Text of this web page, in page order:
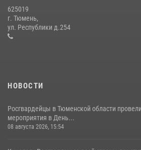
Сотрудники тюменского СОБР "Сова"
десантирования на Урале
16 июля 2026, 10:42
625019
г. Тюмень,
ул. Республики д.254
НОВОСТИ
Росгвардейцы в Тюменской области
мероприятия в День...
08 августа 2026, 15:54